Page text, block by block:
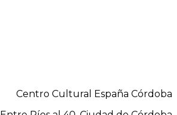
Centro Cultural España Córdoba